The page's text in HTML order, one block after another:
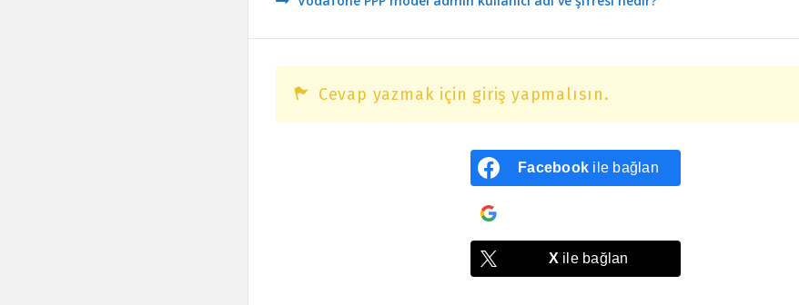
Cevap yazmak için giriş yapmalısın.
Facebook ile bağlan
X ile bağlan